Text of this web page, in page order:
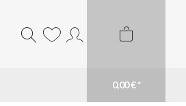
0,00 € *